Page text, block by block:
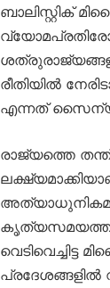
രീതിയിൽ
എന്നത്
രാജ്യത്തെ
കൃത്യസമയത്ത്
പ്രദേശങ്ങളിൽ